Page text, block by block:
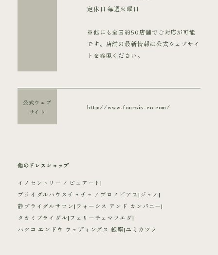
定休日 毎週火曜日
※他にも全国約50店舗でご対応が可能
です。店舗の最新情報は公式ウェブサイ
トを参照ください。
公式ウェブ
サイト
http://www.foursis-co.com/
他のドレスショップ
イノセントリー / ピュアート
ブライダルハウスチュチュ / プロノビアス ジュノ
静ブライダルサロン フォーシス アンド カンパニー
タカミブライダル フェリーチェマツエダ
ハツコ エンドウ ウェディングス 銀座 ユミカツラ